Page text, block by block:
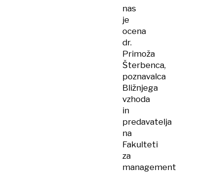
nas
je
ocena
dr.
Primoža
Šterbenca,
poznavalca
Bližnjega
vzhoda
in
predavatelja
na
Fakulteti
za
management